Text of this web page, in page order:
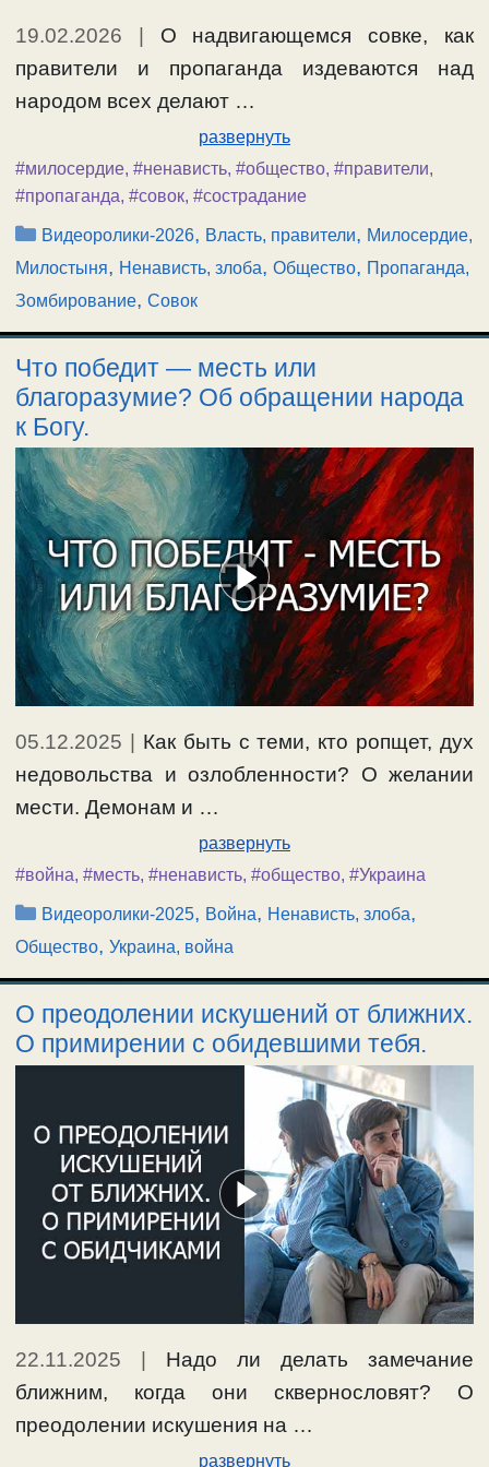
19.02.2026 | О надвигающемся совке, как
правители и пропаганда издеваются над
народом всех делают …
развернуть
#милосердие, #ненависть, #общество, #правители,
#пропаганда, #совок, #сострадание
Рубрики
Видеоролики-2026, Власть, правители, Милосердие,
Милостыня, Ненависть, злоба, Общество, Пропаганда,
Зомбирование, Совок
Что победит — месть или
благоразумие? Об обращении народа
к Богу.
05.12.2025
Как быть с теми, кто ропщет, дух
недовольства и озлобленности? О желании
мести. Демонам и …
развернуть
#война, #месть, #ненависть, #общество, #Украина
Рубрики
Видеоролики-2025, Война, Ненависть, злоба,
Общество, Украина, война
О преодолении искушений от ближних.
О примирении с обидевшими тебя.
22.11.2025
Надо ли делать замечание
ближним, когда они сквернословят? О
преодолении искушения на …
развернуть